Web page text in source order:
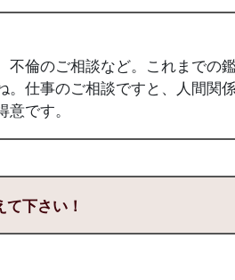
倫のご相談など。これまでの
仕事のご相談ですと、人間関
です。
下さい！